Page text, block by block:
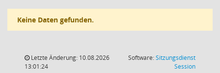
Keine Daten gefunden.
Letzte Änderung: 10.08.2026
13:01:24
Software:Sitzungsdienst
Session(Wird in